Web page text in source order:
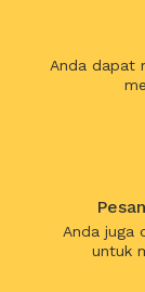
Anda dapat
Anda juga
untuk